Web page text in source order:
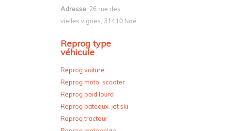
Adresse: 26 rue des
vielles vignes, 31410 Noé
Reprog type
véhicule
Reprog voiture
Reprog moto, scooter
Reprog poid lourd
Reprog bateaux, jet ski
Reprog tracteur